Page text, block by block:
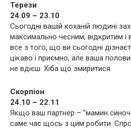
Терези
24.09 – 23.10
Сьогодні вашій коханій людині
максимально чесним, відкритим і
все з того, що ви сьогодні
цікаво і приємно, але ваша
не вдієш. Хіба що змиритися.
Скорпіон
24.10 – 22.11
Якщо ваш партнер – “мамин
саме час щось з цим робити.